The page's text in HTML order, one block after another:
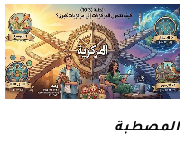
المصطبة